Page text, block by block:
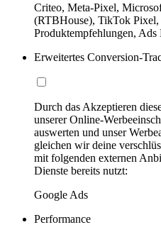
Criteo, Meta-Pixel,
(RTBHouse), TikTok
Produktempfehlungen, Ads
Erweitertes Conversion-
Durch das Akzeptieren
unserer Online-
auswerten und unser
gleichen wir deine
mit folgenden externen
Dienste bereits nutzt:
Google Ads
Performance